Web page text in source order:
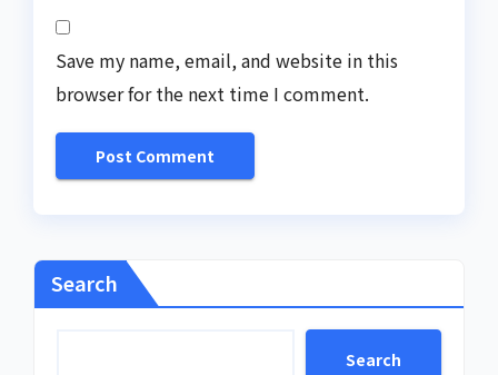
Save my name, email, and website in this
browser for the next time I comment.
Search
Search